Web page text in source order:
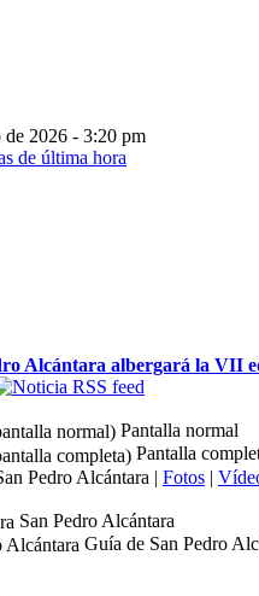
de 2026 - 3:20 pm
Alcántara albergará la VII
Pantalla normal
Pantalla
Pedro Alcántara | Fotos |
San Pedro Alcántara
Guía de San Pedro